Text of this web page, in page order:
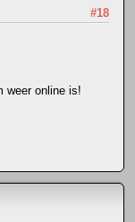
#18
weer online is!